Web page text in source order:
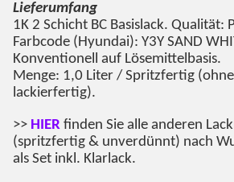
Lieferumfang
1K 2 Schicht BC Basislack. Qualität:
Farbcode (Hyundai): Y3Y SAND
Konventionell auf Lösemittelbasis.
Menge: 1,0 Liter / Spritzfertig
lackierfertig).
>> HIER finden Sie alle anderen
(spritzfertig & unverdünnt) nach
als Set inkl. Klarlack.